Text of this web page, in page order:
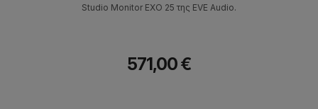
Studio Monitor EXO 25 της EVE Audio.
571,00 €